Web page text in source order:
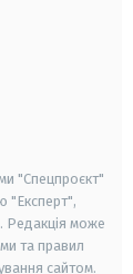
"Спецпроєкт"
"Експерт",
Редакція може
та правил
сайтом.